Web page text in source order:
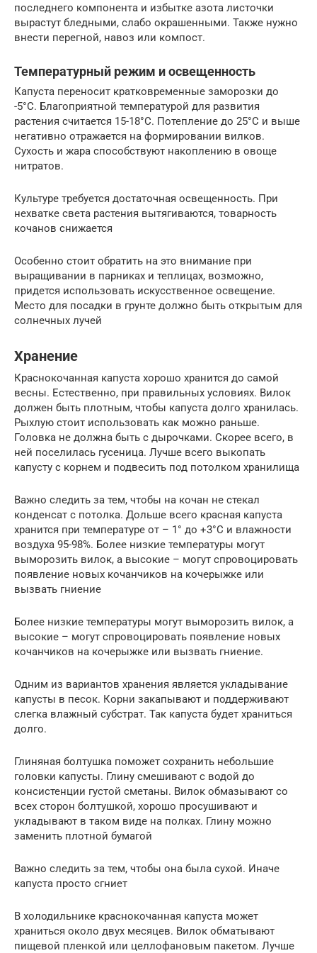
последнего компонента и избытке азота листочки
вырастут бледными, слабо окрашенными. Также нужно
внести перегной, навоз или компост.
Температурный режим и освещенность
Капуста переносит кратковременные заморозки до
-5°C. Благоприятной температурой для развития
растения считается 15-18°C. Потепление до 25°C и выше
негативно отражается на формировании вилков.
Сухость и жара способствуют накоплению в овоще
нитратов.
Культуре требуется достаточная освещенность. При
нехватке света растения вытягиваются, товарность
кочанов снижается
Особенно стоит обратить на это внимание при
выращивании в парниках и теплицах, возможно,
придется использовать искусственное освещение.
Место для посадки в грунте должно быть открытым для
солнечных лучей
Хранение
Краснокочанная капуста хорошо хранится до самой
весны. Естественно, при правильных условиях. Вилок
должен быть плотным, чтобы капуста долго хранилась.
Рыхлую стоит использовать как можно раньше.
Головка не должна быть с дырочками. Скорее всего, в
ней поселилась гусеница. Лучше всего выкопать
капусту с корнем и подвесить под потолком хранилища
Важно следить за тем, чтобы на кочан не стекал
конденсат с потолка. Дольше всего красная капуста
хранится при температуре от – 1° до +3°С и влажности
воздуха 95-98%. Более низкие температуры могут
выморозить вилок, а высокие – могут спровоцировать
появление новых кочанчиков на кочерыжке или
вызвать гниение
Более низкие температуры могут выморозить вилок, а
высокие – могут спровоцировать появление новых
кочанчиков на кочерыжке или вызвать гниение.
Одним из вариантов хранения является укладывание
капусты в песок. Корни закапывают и поддерживают
слегка влажный субстрат. Так капуста будет храниться
долго.
Глиняная болтушка поможет сохранить небольшие
головки капусты. Глину смешивают с водой до
консистенции густой сметаны. Вилок обмазывают со
всех сторон болтушкой, хорошо просушивают и
укладывают в таком виде на полках. Глину можно
заменить плотной бумагой
Важно следить за тем, чтобы она была сухой. Иначе
капуста просто сгниет
В холодильнике краснокочанная капуста может
храниться около двух месяцев. Вилок обматывают
пищевой пленкой или целлофановым пакетом. Лучше